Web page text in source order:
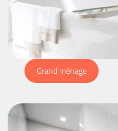
Grand ménage